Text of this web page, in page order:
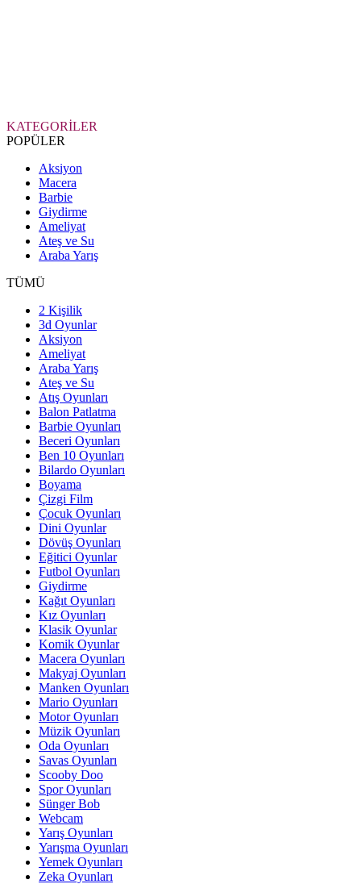
KATEGORİLER
POPÜLER
Aksiyon
Macera
Barbie
Giydirme
Ameliyat
Ateş ve Su
Araba Yarış
TÜMÜ
2 Kişilik
3d Oyunlar
Aksiyon
Ameliyat
Araba Yarış
Ateş ve Su
Atış Oyunları
Balon Patlatma
Barbie Oyunları
Beceri Oyunları
Ben 10 Oyunları
Bilardo Oyunları
Boyama
Çizgi Film
Çocuk Oyunları
Dini Oyunlar
Dövüş Oyunları
Eğitici Oyunlar
Futbol Oyunları
Giydirme
Kağıt Oyunları
Kız Oyunları
Klasik Oyunlar
Komik Oyunlar
Macera Oyunları
Makyaj Oyunları
Manken Oyunları
Mario Oyunları
Motor Oyunları
Müzik Oyunları
Oda Oyunları
Savas Oyunları
Scooby Doo
Spor Oyunları
Sünger Bob
Webcam
Yarış Oyunları
Yarışma Oyunları
Yemek Oyunları
Zeka Oyunları